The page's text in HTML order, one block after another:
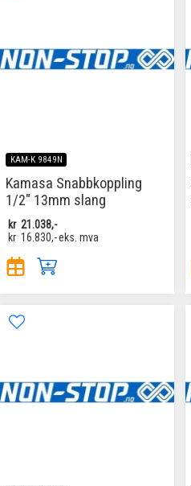
KAM-K 9849N
Kamasa Snabbkoppling
1/2" 13mm slang
kr 21.038,-
kr 16.830,-eks. mva